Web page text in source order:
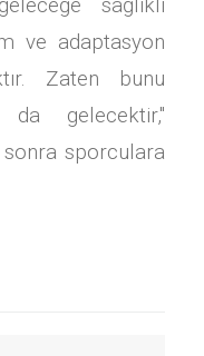
sağlıklı
ve adaptasyon
Zaten bunu
da gelecektir,"
sporculara